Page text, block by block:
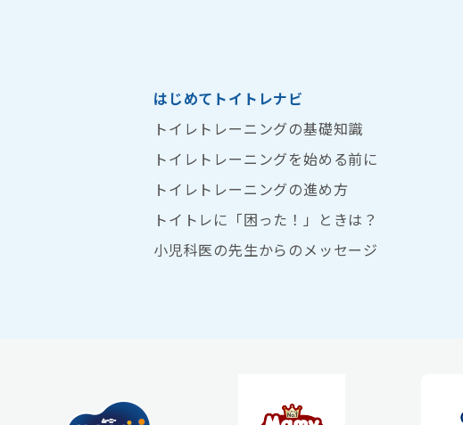
はじめてトイトレナビ
トイレトレーニングの基礎知識
トイレトレーニングを始める前に
トイレトレーニングの進め方
トイトレに「困った！」ときは？
小児科医の先生からのメッセージ